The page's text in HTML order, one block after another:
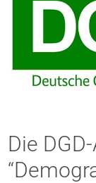
Die